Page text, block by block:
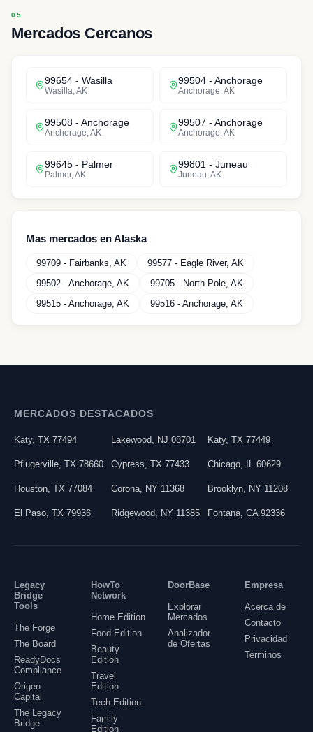
Mercados Cercanos
99654 - Wasilla
Wasilla AK
99504 - Anchorage
Anchorage AK
99508 - Anchorage
Anchorage AK
99507 - Anchorage
Anchorage AK
99645 - Palmer
Palmer, AK
99801 - Juneau
Juneau AK
Mas mercados enAlaska
99709 - Fairbanks AK 99577 - Eagle River, AK
99502 - Anchorage AK 99705 - North Pole AK
99515 - Anchorage AK 99516 - Anchorage AK
MERCADOS DESTACADOS
Katy, TX 77494 Lakewood, NJ 08701 Katy,TX 77449
Pflugerville TX 78660 Cypress TX 77433 Chicago IL 60629
Houston TX 77084 Corona, NY 11368 Brooklyn NY 11208
El Paso TX 79936 Ridgewood, NY 11385 Fontana ,CA 92336
Legacy
Bridge
Tools
The Forge
The Board
ReadyDocs
Compliance
Origen
Capital
The Legacy
Bridge
HowTo
Network
Home Edition
Food Edition
Beauty
Edition
Travel
Edition
Tech Edition
Family
Edition
DoorBase
Explorar
Mercados
Analizador
de Ofertas
Empresa
Acerca de
Contacto
Privacidad
Terminos